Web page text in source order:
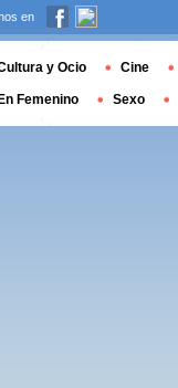
en
y Ocio Cine
En Femenino Sexo